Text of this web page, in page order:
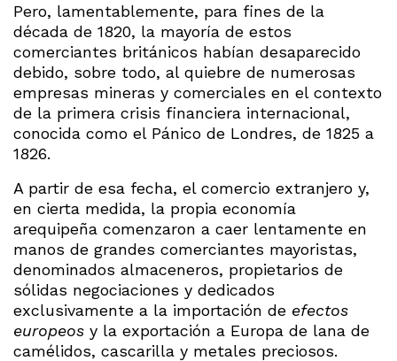
Pero, lamentablemente, para fines de la
década de 1820, la mayoría de estos
comerciantes británicos habían desaparecido
debido, sobre todo, al quiebre de numerosas
empresas mineras y comerciales en el contexto
de la primera crisis financiera internacional,
conocida como el Pánico de Londres, de 1825 a
1826.
A partir de esa fecha, el comercio extranjero y,
en cierta medida, la propia economía
arequipeña comenzaron a caer lentamente en
manos de grandes comerciantes mayoristas,
denominados almaceneros, propietarios de
sólidas negociaciones y dedicados
exclusivamente a la importación de efectos
europeos y la exportación a Europa de lana de
camélidos, cascarilla y metales preciosos.